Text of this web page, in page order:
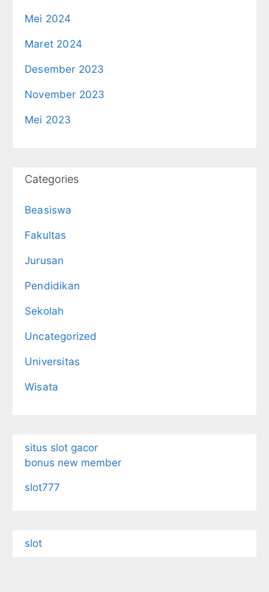
Mei 2024
Maret 2024
Desember 2023
November 2023
Mei 2023
Categories
Beasiswa
Fakultas
Jurusan
Pendidikan
Sekolah
Uncategorized
Universitas
Wisata
situs slot gacor
bonus new member
slot777
slot